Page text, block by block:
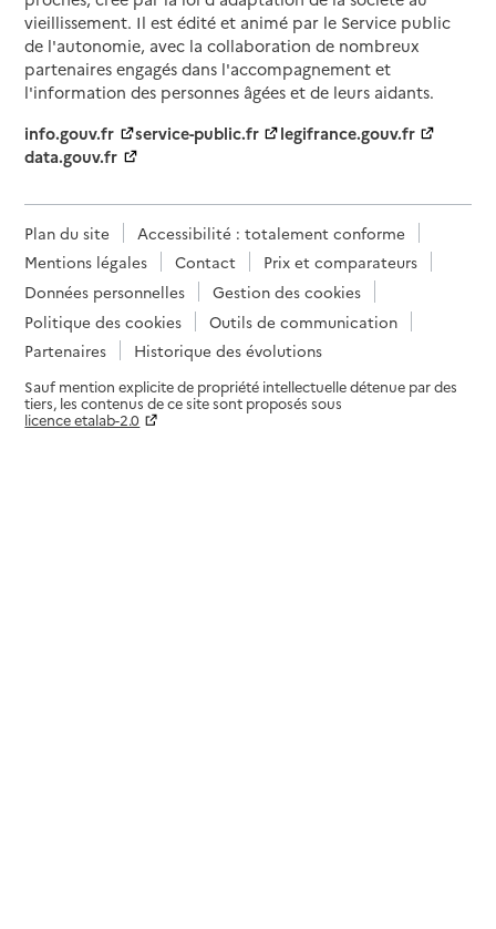
vieillissement. Il est édité et animé par le Service public
de l'autonomie, avec la collaboration de nombreux
partenaires engagés dans l'accompagnement et
l'information des personnes âgées et de leurs aidants.
info.gouv.fr
service-public.fr
legifrance.gouv.fr
data.gouv.fr
Plan du site
Accessibilité : totalement conforme
Mentions légales
Contact
Prix et comparateurs
Données personnelles
Gestion des cookies
Politique des cookies
Outils de communication
Partenaires
Historique des évolutions
Sauf mention explicite de propriété intellectuelle détenue par des
tiers, les contenus de ce site sont proposés sous
licence etalab-2.0